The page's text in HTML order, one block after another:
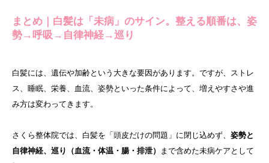
まとめ｜白髪は「未病」のサイン。整える順番は、姿
勢→呼吸→自律神経→巡り
白髪には、遺伝や加齢という大きな要因があります。ですが、ストレ
ス、睡眠、栄養、血流、姿勢といった条件によって、増えやすさや進
み方は変わってきます。
さくら整体院では、白髪を「頭皮だけの問題」に閉じ込めず、 姿勢と
自律神経、巡り（血流・体温・腸・排泄）
まで含めた未病ケアとして